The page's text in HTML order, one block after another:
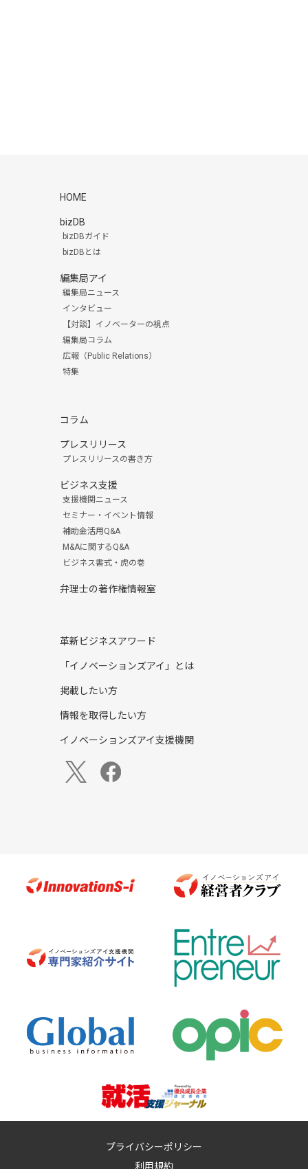
HOME
bizDB
bizDBガイド
bizDBとは
編集局アイ
編集局ニュース
インタビュー
【対談】イノベーターの視点
編集局コラム
広報（Public Relations）
特集
コラム
プレスリリース
プレスリリースの書き方
ビジネス支援
支援機関ニュース
セミナー・イベント情報
補助金活用Q&A
M&Aに関するQ&A
ビジネス書式・虎の巻
弁理士の著作権情報室
革新ビジネスアワード
「イノベーションズアイ」とは
掲載したい方
情報を取得したい方
イノベーションズアイ支援機関
プライバシーポリシー
利用規約